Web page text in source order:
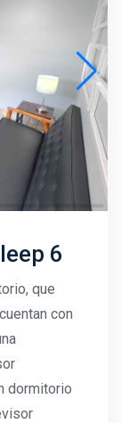
6
que
con
dormitorio